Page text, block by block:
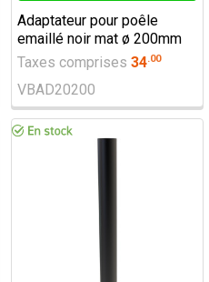
Adaptateur pour poêle
emaillé noir mat ø 200mm
Taxes comprises 34.00
VBAD20200